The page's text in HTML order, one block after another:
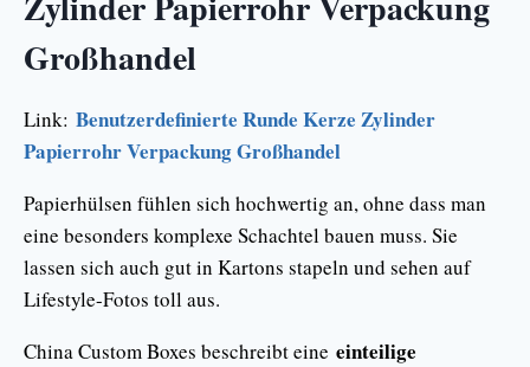
Großhandel
Link: Benutzerdefinierte Runde Kerze Zylinder
Papierrohr Verpackung Großhandel
Papierhülsen fühlen sich hochwertig an, ohne dass man
eine besonders komplexe Schachtel bauen muss. Sie
lassen sich auch gut in Kartons stapeln und sehen auf
Lifestyle-Fotos toll aus.
China Custom Boxes beschreibt eine einteilige